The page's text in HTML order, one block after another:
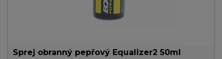
Sprej obranný pepřový Equalizer2 50ml